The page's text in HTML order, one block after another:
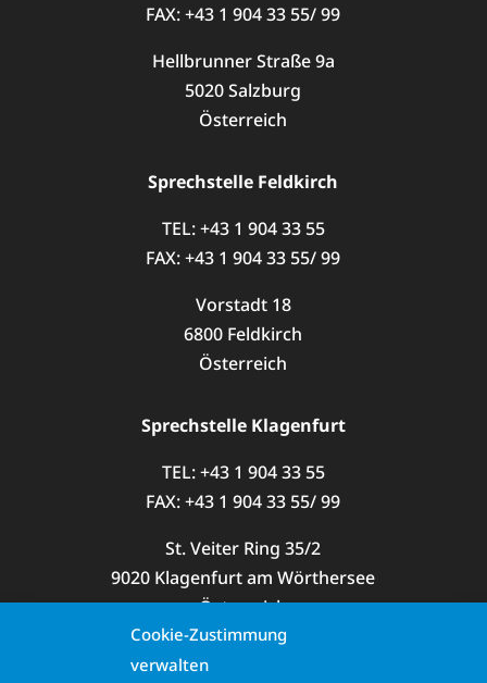
Cookie-Zustimmung
verwalten
FAX: +43 1 904 33 55/ 99
Hellbrunner Straße 9a
5020 Salzburg
Österreich
Sprechstelle Feldkirch
TEL: +43 1 904 33 55
FAX: +43 1 904 33 55/ 99
Vorstadt 18
6800 Feldkirch
Österreich
Sprechstelle Klagenfurt
TEL: +43 1 904 33 55
FAX: +43 1 904 33 55/ 99
St. Veiter Ring 35/2
9020 Klagenfurt am Wörthersee
Österreich